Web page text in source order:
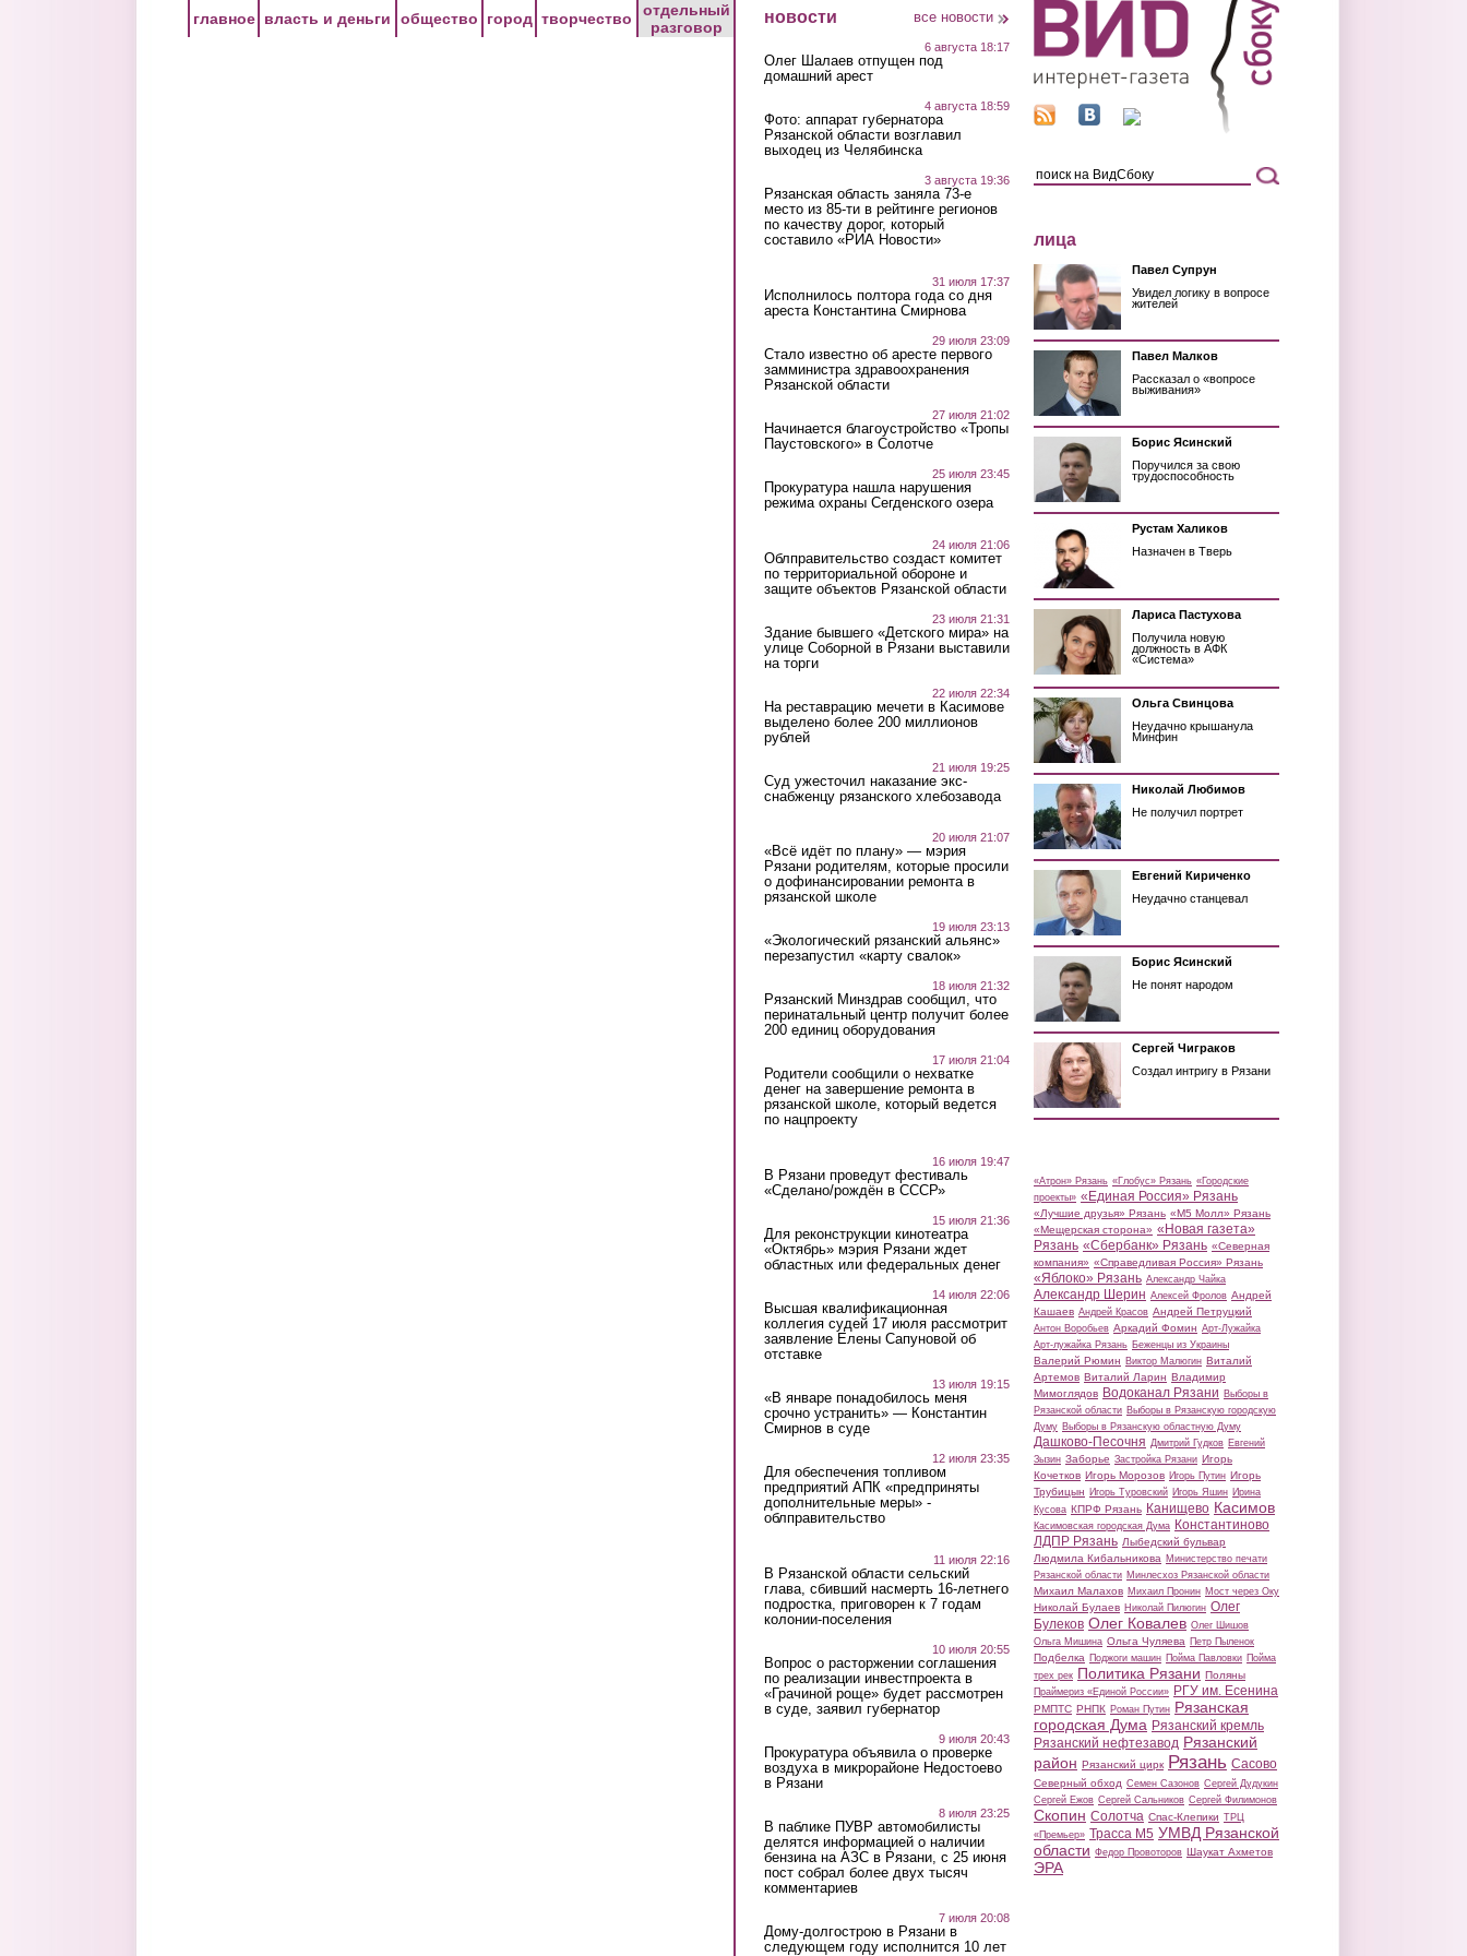
главное власть и деньги общество город творчество
отдельный
разговор
новости все новости
6 августа 18:17
Олег Шалаев отпущен под
домашний арест
4 августа 18:59
Фото: аппарат губернатора
Рязанской области возглавил
выходец из Челябинска
3 августа 19:36
Рязанская область заняла 73-е
место из 85-ти в рейтинге регионов
по качеству дорог, который
составило «РИА Новости»
31 июля 17:37
Исполнилось полтора года со дня
ареста Константина Смирнова
29 июля 23:09
Стало известно об аресте первого
замминистра здравоохранения
Рязанской области
27 июля 21:02
Начинается благоустройство «Тропы
Паустовского» в Солотче
25 июля 23:45
Прокуратура нашла нарушения
режима охраны Сегденского озера
24 июля 21:06
Облправительство создаст комитет
по территориальной обороне и
защите объектов Рязанской области
23 июля 21:31
Здание бывшего «Детского мира» на
улице Соборной в Рязани выставили
на торги
22 июля 22:34
На реставрацию мечети в Касимове
выделено более 200 миллионов
рублей
21 июля 19:25
Суд ужесточил наказание экс-
снабженцу рязанского хлебозавода
20 июля 21:07
«Всё идёт по плану» — мэрия
Рязани родителям, которые просили
о дофинансировании ремонта в
рязанской школе
19 июля 23:13
«Экологический рязанский альянс»
перезапустил «карту свалок»
18 июля 21:32
Рязанский Минздрав сообщил, что
перинатальный центр получит более
200 единиц оборудования
17 июля 21:04
Родители сообщили о нехватке
денег на завершение ремонта в
рязанской школе, который ведется
по нацпроекту
16 июля 19:47
В Рязани проведут фестиваль
«Сделано/рождён в СССР»
15 июля 21:36
Для реконструкции кинотеатра
«Октябрь» мэрия Рязани ждет
областных или федеральных денег
14 июля 22:06
Высшая квалификационная
коллегия судей 17 июля рассмотрит
заявление Елены Сапуновой об
отставке
13 июля 19:15
«В январе понадобилось меня
срочно устранить» — Константин
Смирнов в суде
12 июля 23:35
Для обеспечения топливом
предприятий АПК «предприняты
дополнительные меры» -
облправительство
11 июля 22:16
В Рязанской области сельский
глава, сбивший насмерть 16-летнего
подростка, приговорен к 7 годам
колонии-поселения
10 июля 20:55
Вопрос о расторжении соглашения
по реализации инвестпроекта в
«Грачиной роще» будет рассмотрен
в суде, заявил губернатор
9 июля 20:43
Прокуратура объявила о проверке
воздуха в микрорайоне Недостоево
в Рязани
8 июля 23:25
В паблике ПУВР автомобилисты
делятся информацией о наличии
бензина на АЗС в Рязани, с 25 июня
пост собрал более двух тысяч
комментариев
7 июля 20:08
Дому-долгострою в Рязани в
следующем году исполнится 10 лет
лица
Павел Супрун
Увидел логику в вопросе
жителей
Павел Малков
Рассказал о «вопросе
выживания»
Борис Ясинский
Поручился за свою
трудоспособность
Рустам Халиков
Назначен в Тверь
Лариса Пастухова
Получила новую
должность в АФК
«Система»
Ольга Свинцова
Неудачно крышанула
Минфин
Николай Любимов
Не получил портрет
Евгений Кириченко
Неудачно станцевал
Борис Ясинский
Не понят народом
Сергей Чиграков
Создал интригу в Рязани
«Атрон» Рязань «Глобус» Рязань «Городские
проекты» «Единая Россия» Рязань
«Лучшие друзья» Рязань «М5 Молл» Рязань
«Мещерская сторона» «Новая газета»
Рязань «Сбербанк» Рязань «Северная
компания» «Справедливая Россия» Рязань
«Яблоко» Рязань Александр Чайка
Александр Шерин Алексей Фролов Андрей
Кашаев Андрей Красов Андрей Петруцкий
Антон Воробьев Аркадий Фомин Арт-Лужайка
Арт-лужайка Рязань Беженцы из Украины
Валерий Рюмин Виктор Малюгин Виталий
Артемов Виталий Ларин Владимир
Мимоглядов Водоканал Рязани Выборы в
Рязанской области Выборы в Рязанскую городскую
Думу Выборы в Рязанскую областную Думу
Дашково-Песочня Дмитрий Гудков Евгений
Зызин Заборье Застройка Рязани Игорь
Кочетков Игорь Морозов Игорь Путин Игорь
Трубицын Игорь Туровский Игорь Яшин Ирина
Кусова КПРФ Рязань Канищево Касимов
Касимовская городская Дума Константиново
ЛДПР Рязань Лыбедский бульвар
Людмила Кибальникова Министерство печати
Рязанской области Минлесхоз Рязанской области
Михаил Малахов Михаил Пронин Мост через Оку
Николай Булаев Николай Пилюгин Олег
Булеков Олег Ковалев Олег Шишов
Ольга Мишина Ольга Чуляева Петр Пыленок
Подбелка Поджоги машин Пойма Павловки Пойма
трех рек Политика Рязани Поляны
Праймериз «Единой России» РГУ им. Есенина
РМПТС РНПК Роман Путин Рязанская
городская Дума Рязанский кремль
Рязанский нефтезавод Рязанский
район Рязанский цирк Рязань Сасово
Северный обход Семен Сазонов Сергей Дудукин
Сергей Ежов Сергей Сальников Сергей Филимонов
Скопин Солотча Спас-Клепики ТРЦ
«Премьер» Трасса М5 УМВД Рязанской
области Федор Провоторов Шаукат Ахметов
ЭРА